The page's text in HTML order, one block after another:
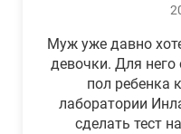
Муж уже давно
девочки. Для
пол ребенка
лаборатории
сделать тест